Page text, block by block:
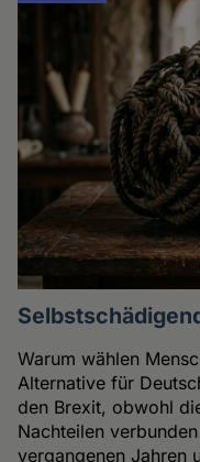
Warum wählen
Alternative für
den Brexit, obwohl
Nachteilen
vergangenen Jahren